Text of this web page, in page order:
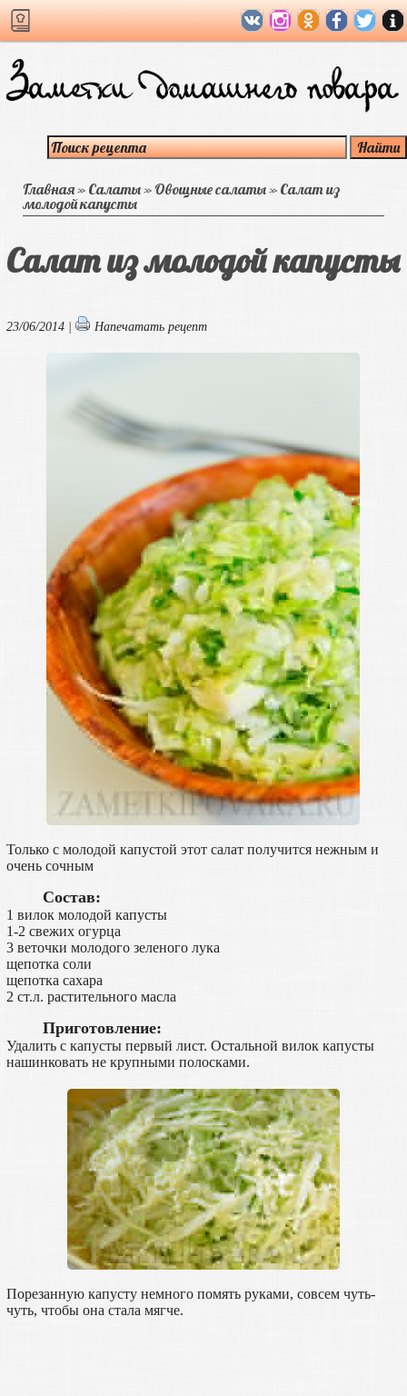
Главная» Салаты»Овощные салаты» Салат из
молодой капусты
Салат из молодой капусты
23/06/2014 | Напечатать рецепт
Только с молодой капустой этот салат получится нежным и
очень сочным
Состав:
1 вилок молодой капусты
1-2 свежих огурца
3 веточки молодого зеленого лука
щепотка соли
щепотка сахара
2 ст.л. растительного масла
Приготовление:
Удалить с капусты первый лист. Остальной вилок капусты
нашинковать не крупными полосками.
Порезанную капусту немного помять руками, совсем чуть-
чуть, чтобы она стала мягче.